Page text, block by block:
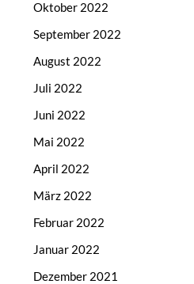
Oktober 2022
September 2022
August 2022
Juli 2022
Juni 2022
Mai 2022
April 2022
März 2022
Februar 2022
Januar 2022
Dezember 2021